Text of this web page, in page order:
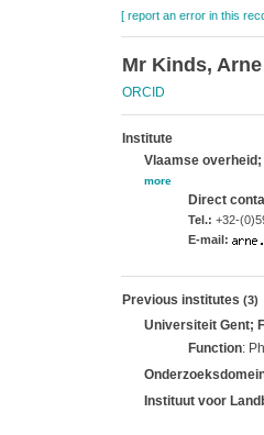
[ report an error in this
Mr Kinds, Arne
ORCID
Institute
Vlaamse
more
Direct
Tel.: +32-
E-mail:
Previous institutes (3)
Universiteit Gent;
Function:
Instituut voor